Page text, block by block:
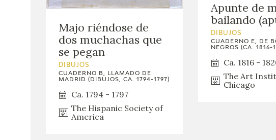
Majo riéndose de
dos muchachas que
se pegan
DIBUJOS
CUADERNO B, LLAMADO DE
MADRID (DIBUJOS, CA. 1794-1797)
Ca. 1794 - 1797
The Hispanic Society of
America
Apunte de
bailando
DIBUJOS
CUADERNO E, DE
NEGROS (CA. 1816-
Ca. 1816 -
The Art
Chicago